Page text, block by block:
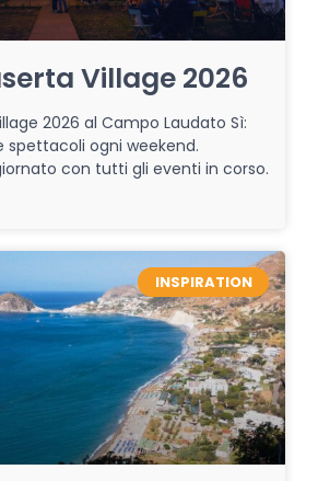
Village 2026
2026 al Campo Laudato Sì:
spettacoli ogni weekend.
con tutti gli eventi in corso.
INSPIRATION